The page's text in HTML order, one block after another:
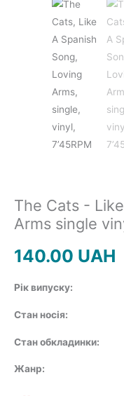
The Cats -
Arms single
140.00 UAH
Рік випуску:
Стан носія:
Стан обкладинки:
Жанр:
POP